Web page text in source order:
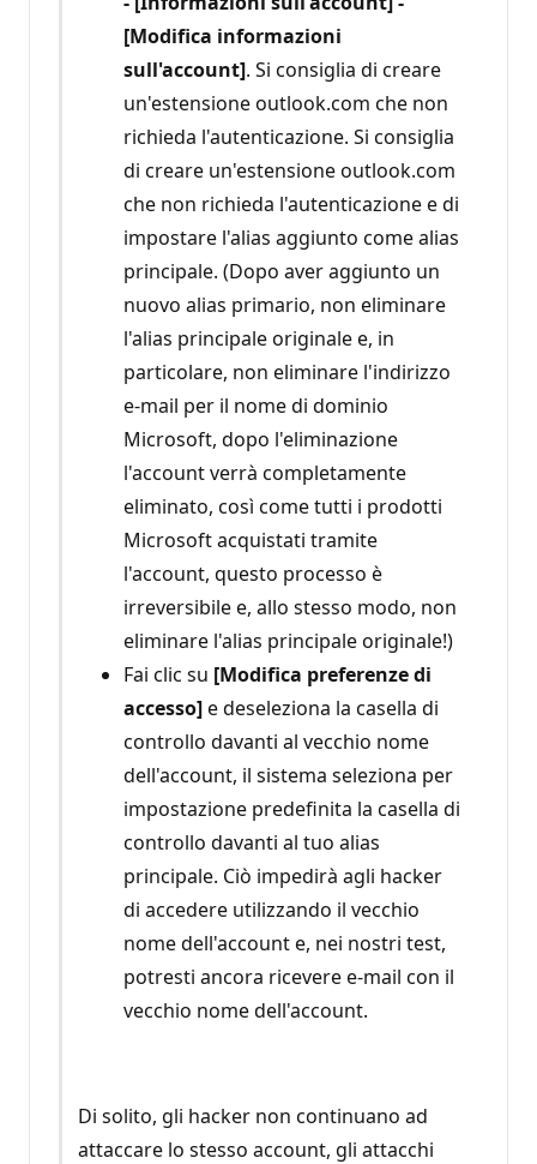
[Modifica informazioni
sull'account]. Si consiglia di creare
un'estensione outlook.com che non
richieda l'autenticazione. Si consiglia
di creare un'estensione outlook.com
che non richieda l'autenticazione e di
impostare l'alias aggiunto come alias
principale. (Dopo aver aggiunto un
nuovo alias primario, non eliminare
l'alias principale originale e, in
particolare, non eliminare l'indirizzo
e-mail per il nome di dominio
Microsoft, dopo l'eliminazione
l'account verrà completamente
eliminato, così come tutti i prodotti
Microsoft acquistati tramite
l'account, questo processo è
irreversibile e, allo stesso modo, non
eliminare l'alias principale originale!)
Fai clic su [Modifica preferenze di
accesso]e deseleziona la casella di
controllo davanti al vecchio nome
dell'account, il sistema seleziona per
impostazione predefinita la casella di
controllo davanti al tuo alias
principale. Ciò impedirà agli hacker
di accedere utilizzando il vecchio
nome dell'account e, nei nostri test,
potresti ancora ricevere e-mail con il
vecchio nome dell'account.
Di solito, gli hacker non continuano ad
attaccare lo stesso account, gli attacchi